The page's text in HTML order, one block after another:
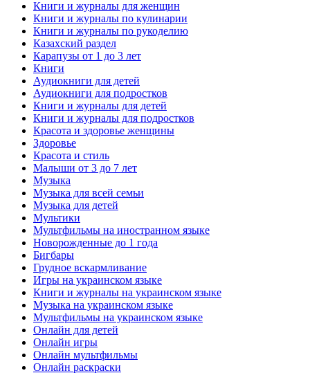
Книги и журналы для женщин
Книги и журналы по кулинарии
Книги и журналы по рукоделию
Казахский раздел
Карапузы от 1 до 3 лет
Книги
Аудиокниги для детей
Аудиокниги для подростков
Книги и журналы для детей
Книги и журналы для подростков
Красота и здоровье женщины
Здоровье
Красота и стиль
Малыши от 3 до 7 лет
Музыка
Музыка для всей семьи
Музыка для детей
Мультики
Мультфильмы на иностранном языке
Новорожденные до 1 года
Бигбары
Грудное вскармливание
Игры на украинском языке
Книги и журналы на украинском языке
Музыка на украинском языке
Мультфильмы на украинском языке
Онлайн для детей
Онлайн игры
Онлайн мультфильмы
Онлайн раскраски